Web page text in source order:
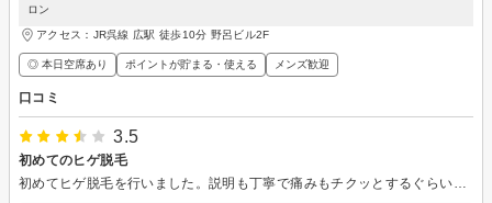
ロン
アクセス：JR呉線 広駅 徒歩10分 野呂ビル2F
◎ 本日空席あり ポイントが貯まる・使える メンズ歓迎
口コミ
3.5
初めてのヒゲ脱毛